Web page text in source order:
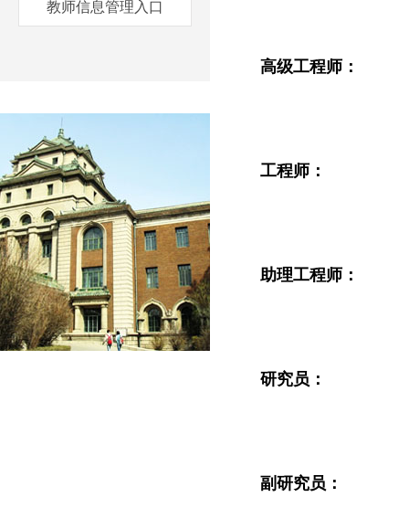
教师信息管理入口
高级工程师：
工程师：
助理工程师：
研究员：
副研究员：